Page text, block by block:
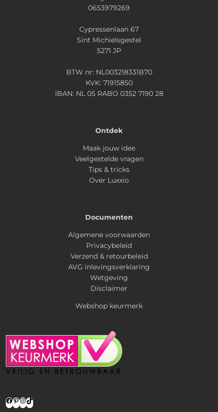
0653979269
Cypressenlaan 67
Sint Michielsgestel
5271 JP
BTW nr: NL003218331B70
KVK: 71915850
IBAN: NL 05 RABO 0352 7190 28
Ontdek
Maak jouw idee
Veelgestelde vragen
Tips & tricks
Over Luxxio
Documenten
Algemene voorwaarden
Privacybeleid
Verzend & retourbeleid
AVG inlevingsverklaring
Wetgeving
Disclaimer
Webshop keurmerk
Facebook
Pinterest
Instagram
TikTok